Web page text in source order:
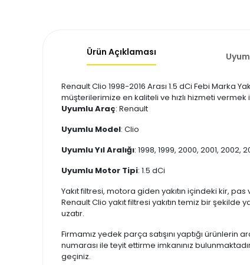
Ürün Açıklaması
Renault Clio 1998-2016 Arası 1.5 dCi Febi Marka
müşterilerimize en kaliteli ve hızlı hizmeti vermek
Uyumlu Araç: Renault
Uyumlu Model: Clio
Uyumlu Yıl Aralığı: 1998, 1999, 2000, 2001, 2002,
Uyumlu Motor Tipi: 1.5 dCi
Yakıt filtresi, motora giden yakıtın içindeki kir,
Renault Clio yakıt filtresi yakıtın temiz bir
uzatır.
Firmamız yedek parça satışını yaptığı ürünlerin
numarası ile teyit ettirme imkanınız
geçiniz.